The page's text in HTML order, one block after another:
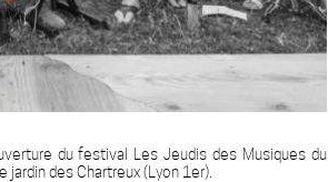
du festival Les Jeudis des Musiques du
des Chartreux (Lyon 1er).